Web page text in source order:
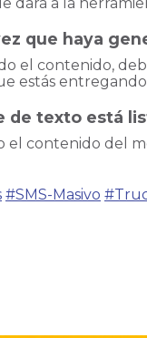
dará a la
que haya
el contenido,
estás
de texto está
el contenido del
#SMS-Masivo